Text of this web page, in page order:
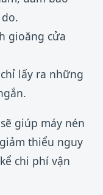
gioăng cửa
lấy ra những
giúp máy nén
thiểu nguy
chi phí vận